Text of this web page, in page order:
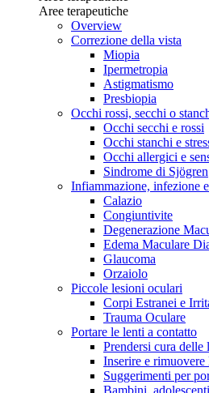
Aree terapeutiche
Overview
Correzione della vista
Miopia
Ipermetropia
Astigmatismo
Presbiopia
Occhi rossi, secchi o
Occhi secchi e rossi
Occhi stanchi e
Occhi allergici e
Sindrome di Sjögren
Infiammazione, infezione
Calazio
Congiuntivite
Degenerazione
Edema Maculare
Glaucoma
Orzaiolo
Piccole lesioni oculari
Corpi Estranei e
Trauma Oculare
Portare le lenti a contatto
Prendersi cura delle
Inserire e
Suggerimenti per
Bambini,